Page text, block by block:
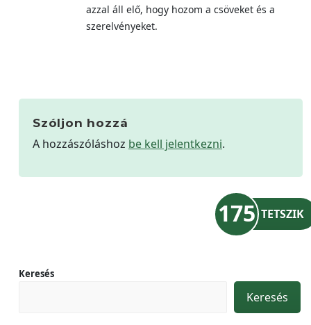
azzal áll elő, hogy hozom a csöveket és a
szerelvényeket.
Szóljon hozzá
A hozzászóláshoz be kell jelentkezni.
175 TETSZIK
Keresés
Keresés